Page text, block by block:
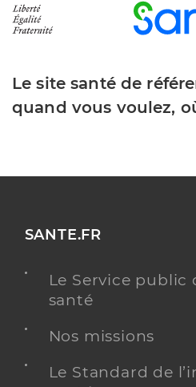
Le site santé de
quand vous voulez,
SANTE.FR
Le Service
santé
Nos missions
Le Standard de